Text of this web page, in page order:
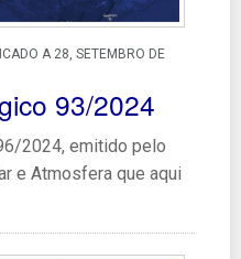
A 28, SETEMBRO DE
93/2024
2024, emitido pelo
e Atmosfera que aqui